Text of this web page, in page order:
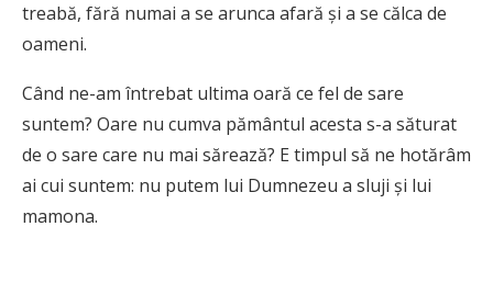
treabă, fără numai a se arunca afară şi a se călca de
oameni.
Când ne-am întrebat ultima oară ce fel de sare
suntem? Oare nu cumva pământul acesta s-a săturat
de o sare care nu mai sărează? E timpul să ne hotărâm
ai cui suntem: nu putem lui Dumnezeu a sluji şi lui
mamona.